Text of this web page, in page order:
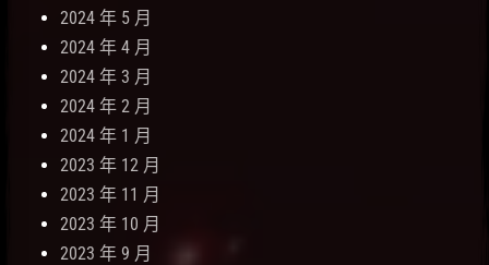
2024 年 5 月
2024 年 4 月
2024 年 3 月
2024 年 2 月
2024 年 1 月
2023 年 12 月
2023 年 11 月
2023 年 10 月
2023 年 9 月